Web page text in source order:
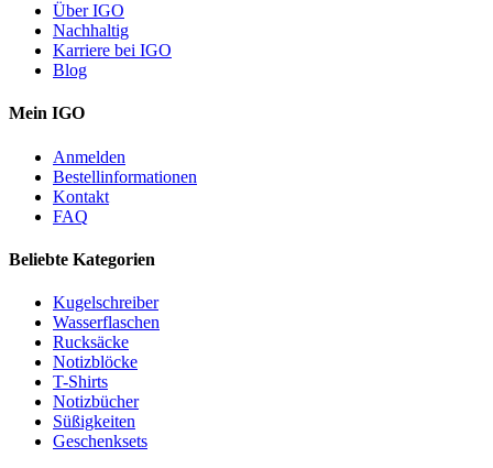
Über IGO
Nachhaltig
Karriere bei IGO
Blog
Mein IGO
Anmelden
Bestellinformationen
Kontakt
FAQ
Beliebte Kategorien
Kugelschreiber
Wasserflaschen
Rucksäcke
Notizblöcke
T-Shirts
Notizbücher
Süßigkeiten
Geschenksets